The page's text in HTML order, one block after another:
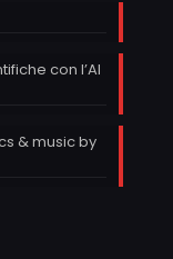
con l’AI
& music by